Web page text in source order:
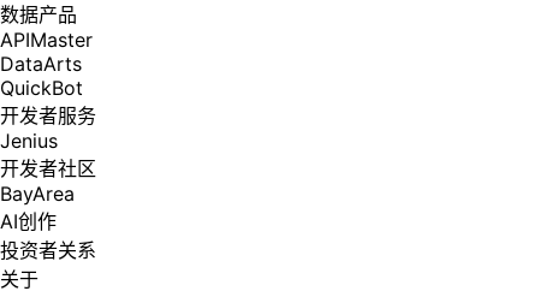
数据产品
APIMaster
DataArts
QuickBot
开发者服务
Jenius
开发者社区
BayArea
AI创作
投资者关系
关于